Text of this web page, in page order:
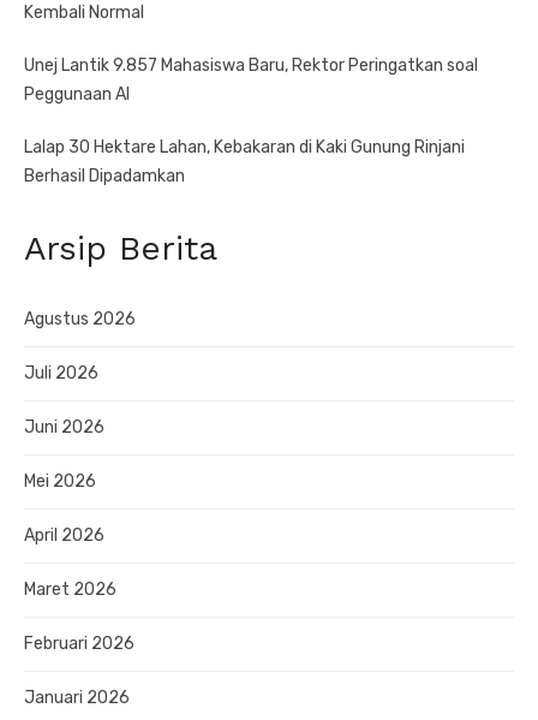
Kembali Normal
Unej Lantik 9.857 Mahasiswa Baru, Rektor Peringatkan soal
Peggunaan AI
Lalap 30 Hektare Lahan, Kebakaran di Kaki Gunung Rinjani
Berhasil Dipadamkan
Arsip Berita
Agustus 2026
Juli 2026
Juni 2026
Mei 2026
April 2026
Maret 2026
Februari 2026
Januari 2026